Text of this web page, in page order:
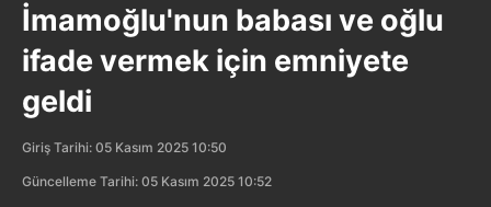
İmamoğlu'nun babası ve oğlu
ifade vermek için emniyete
geldi
Giriş Tarihi: 05 Kasım 2025 10:50
Güncelleme Tarihi: 05 Kasım 2025 10:52